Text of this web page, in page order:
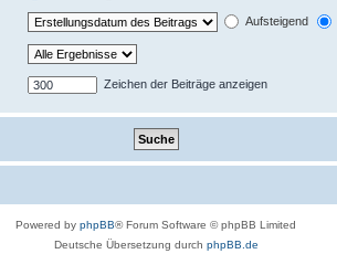
Aufsteigend
Zeichen der Beiträge anzeigen
Powered by phpBB® Forum Software © phpBB Limited
Deutsche Übersetzung durch phpBB.de